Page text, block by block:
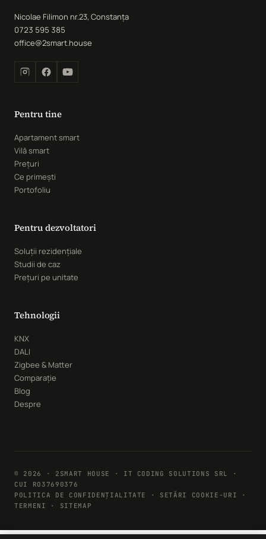
Nicolae Filimon nr.23, Constanța
0723 595 385
office@2smart.house
Pentru tine
Apartament smart
Vilă smart
Prețuri
Ce primești
Portofoliu
Pentru dezvoltatori
Soluții rezidențiale
Studii de caz
Prețuri pe unitate
Tehnologii
KNX
DALI
Zigbee & Matter
Comparație
Blog
Despre
© 2026 · 2SMART HOUSE · IT CODING SOLUTIONS SRL ·
CUI RO37690376
POLITICA DE CONFIDENȚIALITATE
· SETĂRI COOKIE-URI ·
TERMENI · SITEMAP